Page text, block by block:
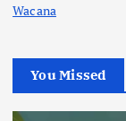
Wacana
You Missed